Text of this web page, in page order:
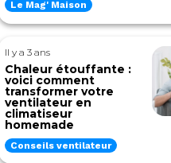
Le Mag' Maison
Il y a 3 ans
Chaleur étouffante :
voici comment
transformer votre
ventilateur en
climatiseur
homemade
Conseils ventilateur